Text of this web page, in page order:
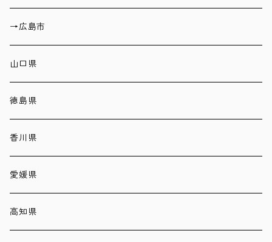
→広島市
山口県
徳島県
香川県
愛媛県
高知県